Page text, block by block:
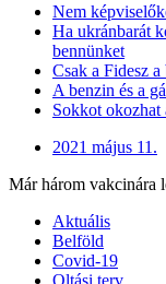
Nem
Ha ukránbarát
bennünket
Csak a Fidesz a
A benzin és a
Sokkot okozhat
2021 május 11.
Már három vakcinára
Aktuális
Belföld
Covid-19